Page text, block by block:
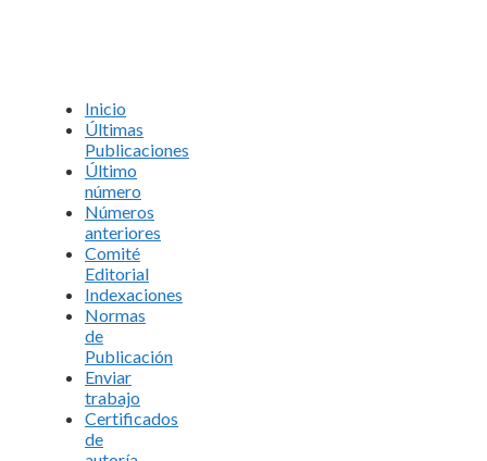
Inicio
Últimas
Publicaciones
Último
número
Números
anteriores
Comité
Editorial
Indexaciones
Normas
de
Publicación
Enviar
trabajo
Certificados
de